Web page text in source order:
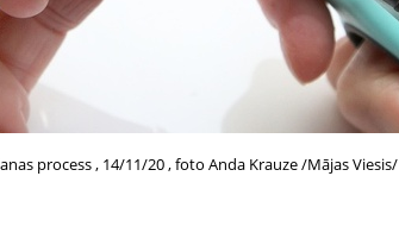
process , 14/11/20 , foto Anda Krauze /Mājas Viesis/